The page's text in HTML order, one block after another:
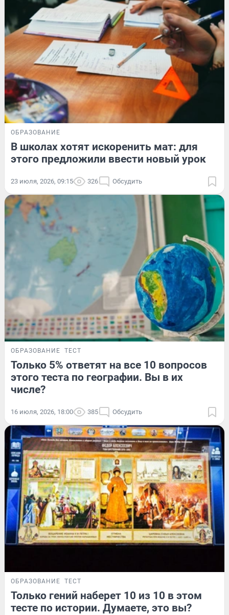
ОБРАЗОВАНИЕ
В школах хотят искоренить мат: для
этого предложили ввести новый урок
23 июля, 2026, 09:15 326 Обсудить
ОБРАЗОВАНИЕ ТЕСТ
Только 5% ответят на все 10 вопросов
этого теста по географии. Вы в их
числе?
16 июля, 2026, 18:00 385 Обсудить
ОБРАЗОВАНИЕ ТЕСТ
Только гений наберет 10 из 10 в этом
тесте по истории. Думаете, это вы?